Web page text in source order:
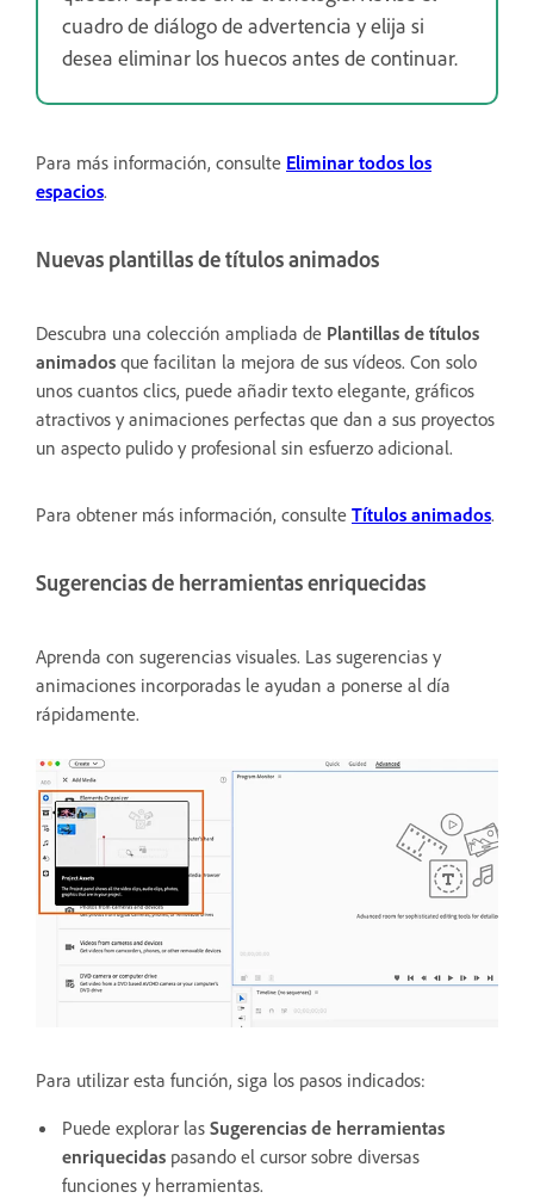
cuadro de diálogo de advertencia y elija si
desea eliminar los huecos antes de continuar.
Para más información, consulte Eliminar todos los
espacios.
Nuevas plantillas de títulos animados
Descubra una colección ampliada de Plantillas de títulos
animados que facilitan la mejora de sus vídeos. Con solo
unos cuantos clics, puede añadir texto elegante, gráficos
atractivos y animaciones perfectas que dan a sus proyectos
un aspecto pulido y profesional sin esfuerzo adicional.
Para obtener más información, consulte Títulos animados.
Sugerencias de herramientas enriquecidas
Aprenda con sugerencias visuales. Las sugerencias y
animaciones incorporadas le ayudan a ponerse al día
rápidamente.
Para utilizar esta función, siga los pasos indicados:
Puede explorar las Sugerencias de herramientas
enriquecidas pasando el cursor sobre diversas
funciones y herramientas.